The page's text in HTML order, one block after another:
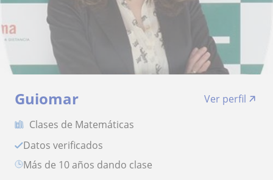
Guiomar
Ver perfil
Clases de Matemáticas
Datos verificados
más de 10 años dando clase